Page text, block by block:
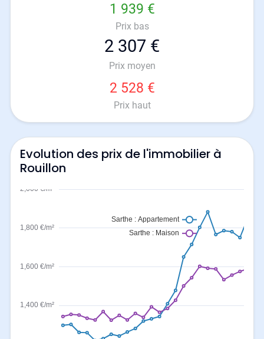
1 939 €
Prix bas
2 307 €
Prix moyen
2 528 €
Prix haut
Evolution des prix de l'immobilier à
Rouillon